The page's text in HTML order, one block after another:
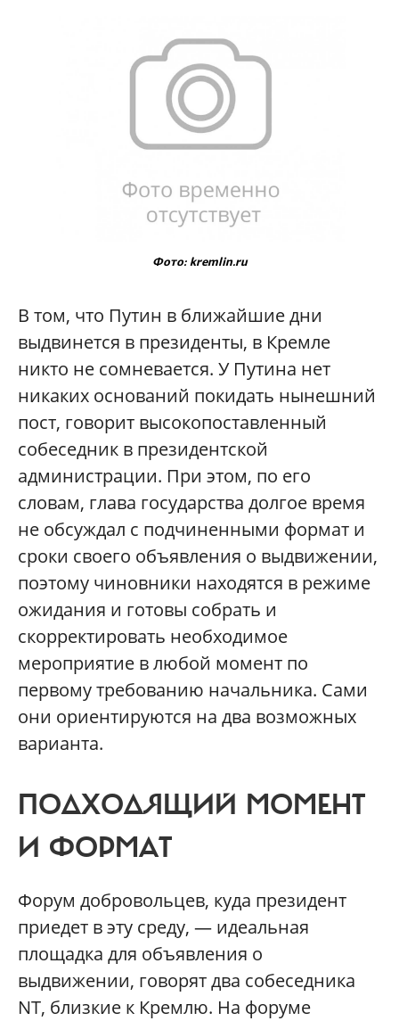
Фото: kremlin.ru
В том, что Путин в ближайшие дни
выдвинется в президенты, в Кремле
никто не сомневается. У Путина нет
никаких оснований покидать нынешний
пост, говорит высокопоставленный
собеседник в президентской
администрации. При этом, по его
словам, глава государства долгое время
не обсуждал с подчиненными формат и
сроки своего объявления о выдвижении,
поэтому чиновники находятся в режиме
ожидания и готовы собрать и
скорректировать необходимое
мероприятие в любой момент по
первому требованию начальника. Сами
они ориентируются на два возможных
варианта.
ПОДХОДЯЩИЙ МОМЕНТ
И ФОРМАТ
Форум добровольцев, куда президент
приедет в эту среду, — идеальная
площадка для объявления о
выдвижении, говорят два собеседника
NT, близкие к Кремлю. На форуме